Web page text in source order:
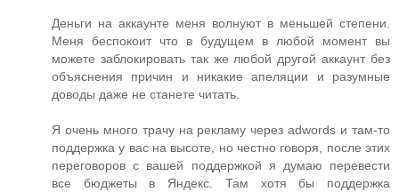
Деньги на аккаунте меня волнуют в меньшей степени.
Меня беспокоит что в будущем в любой момент вы
можете заблокировать так же любой другой аккаунт без
объяснения причин и никакие апеляции и разумные
доводы даже не станете читать.
Я очень много трачу на рекламу через adwords и там-то
поддержка у вас на высоте, но честно говоря, после этих
переговоров с вашей поддержкой я думаю перевести
все бюджеты в Яндекс. Там хотя бы поддержка